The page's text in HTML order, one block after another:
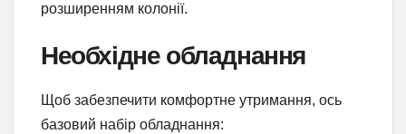
розширенням колонії.
Необхідне обладнання
Щоб забезпечити комфортне утримання, ось
базовий набір обладнання: